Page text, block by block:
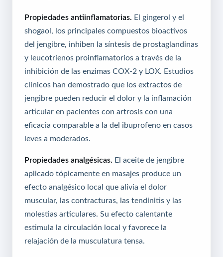
Propiedades antiinflamatorias. El gingerol y el
shogaol, los principales compuestos bioactivos
del jengibre, inhiben la síntesis de prostaglandinas
y leucotrienos proinflamatorios a través de la
inhibición de las enzimas COX-2 y LOX. Estudios
clínicos han demostrado que los extractos de
jengibre pueden reducir el dolor y la inflamación
articular en pacientes con artrosis con una
eficacia comparable a la del ibuprofeno en casos
leves a moderados.
Propiedades analgésicas. El aceite de jengibre
aplicado tópicamente en masajes produce un
efecto analgésico local que alivia el dolor
muscular, las contracturas, las tendinitis y las
molestias articulares. Su efecto calentante
estimula la circulación local y favorece la
relajación de la musculatura tensa.